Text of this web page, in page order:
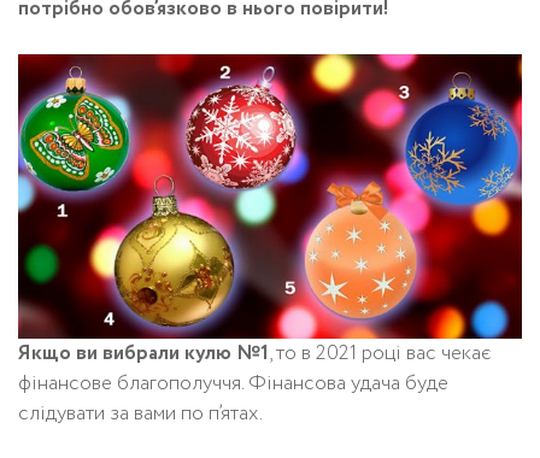
потрібно обов’язково в нього повірити!
Якщо ви вибрали кулю №1, то в 2021 році вас чекає
фінансове благополуччя. Фінансова удача буде
слідувати за вами по п’ятах.